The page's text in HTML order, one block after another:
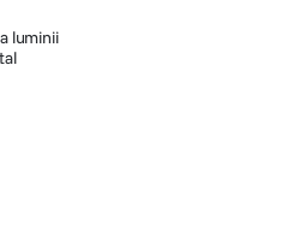
luminii